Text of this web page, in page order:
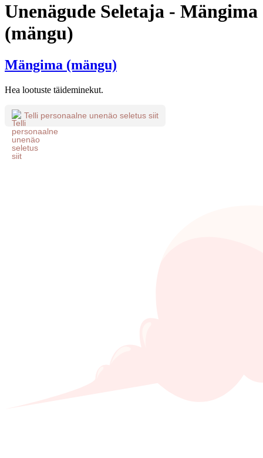
Unenägude Seletaja - Mängima
(mängu)
Mängima (mängu)
Hea lootuste täideminekut.
Telli personaalne unenäo seletus siit